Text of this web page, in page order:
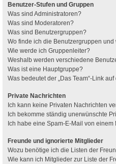
Benutzer-Stufen und Gruppen
Was sind Administratoren?
Was sind Moderatoren?
Was sind Benutzergruppen?
Wo finde ich die Benutzergruppen
Wie werde ich Gruppenleiter?
Weshalb werden verschiedene
Was ist eine Hauptgruppe?
Was bedeutet der „Das Team“-Link
Private Nachrichten
Ich kann keine Privaten Nachrichten
Ich bekomme ständig unerwünschte
Ich habe eine Spam-E-Mail von
Freunde und ignorierte Mitglieder
Wozu benötige ich die Listen der
Wie kann ich Mitglieder zur Liste der